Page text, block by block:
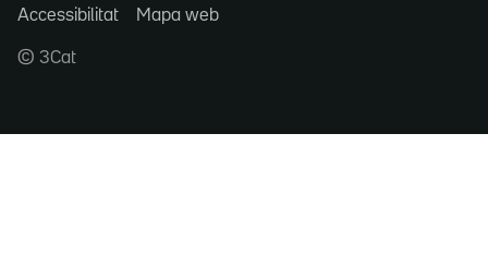
Accessibilitat
Mapa web
© 3Cat